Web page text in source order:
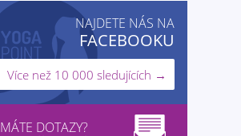
NAJDETE NÁS NA
FACEBOOKU
Více než 10 000 sledujících →
MÁTE DOTAZY?